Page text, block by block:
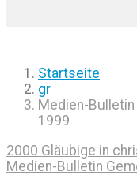
Startseite
gr
Medien-
1999
2000 Gläubige in
Medien-Bulletin